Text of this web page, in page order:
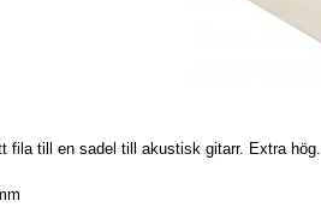
fila till en sadel till akustisk gitarr. Extra hög.